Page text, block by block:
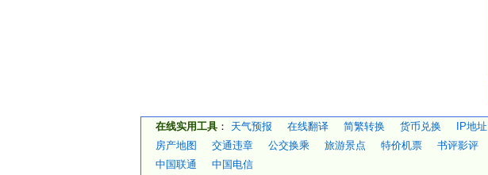
在线实用工具 ： 天气预报 在线翻译 简繁转换 货币兑换 IP地址
房产地图
交通违章 公交换乘 旅游景点 特价机票 书评影评
中国联通
中国电信